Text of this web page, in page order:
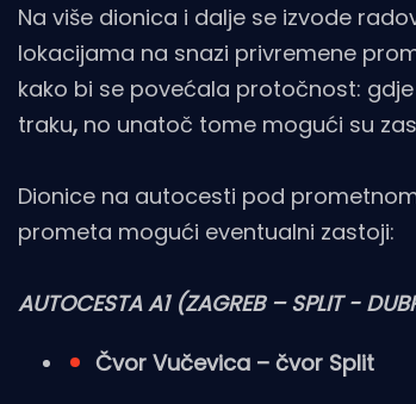
Na više dionica i dalje se izvode
lokacijama na snazi privremene
kako bi se povećala protočnost:
traku, no unatoč tome mogući su
Dionice na autocesti pod
prometa mogući eventualni zastoji:
AUTOCESTA A1 (ZAGREB – SPLIT -
Čvor Vučevica – čvor Split